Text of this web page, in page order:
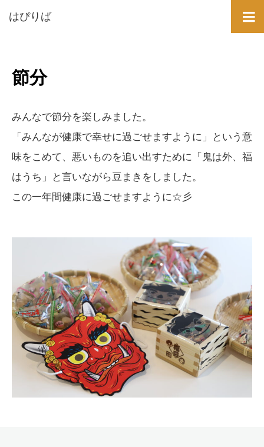
はぴりば
節分
みんなで節分を楽しみました。
「みんなが健康で幸せに過ごせますように」という意
味をこめて、悪いものを追い出すために「鬼は外、福
はうち」と言いながら豆まきをしました。
この一年間健康に過ごせますように☆彡